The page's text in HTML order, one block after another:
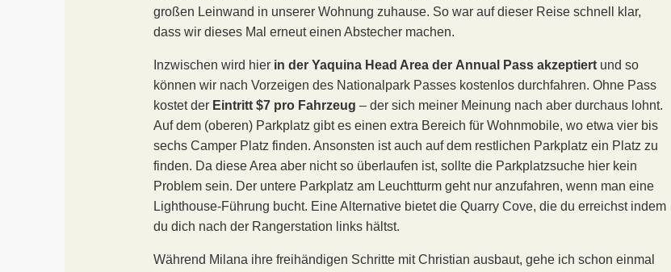
großen Leinwand in unserer Wohnung zuhause. So war auf dieser Reise schnell klar,
dass wir dieses Mal erneut einen Abstecher machen.
Inzwischen wird hier in der Yaquina Head Area der Annual Pass akzeptiert und so
können wir nach Vorzeigen des Nationalpark Passes kostenlos durchfahren. Ohne Pass
kostet der Eintritt $7 pro Fahrzeug – der sich meiner Meinung nach aber durchaus lohnt.
Auf dem (oberen) Parkplatz gibt es einen extra Bereich für Wohnmobile, wo etwa vier bis
sechs Camper Platz finden. Ansonsten ist auch auf dem restlichen Parkplatz ein Platz zu
finden. Da diese Area aber nicht so überlaufen ist, sollte die Parkplatzsuche hier kein
Problem sein. Der untere Parkplatz am Leuchtturm geht nur anzufahren, wenn man eine
Lighthouse-Führung bucht. Eine Alternative bietet die Quarry Cove, die du erreichst indem
du dich nach der Rangerstation links hältst.
Während Milana ihre freihändigen Schritte mit Christian ausbaut, gehe ich schon einmal